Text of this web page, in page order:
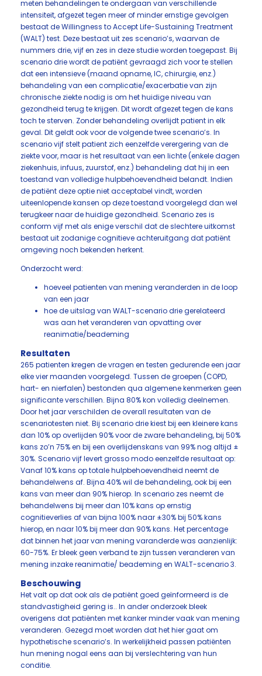
meten behandelingen te ondergaan van verschillende
intensiteit, afgezet tegen meer of minder ernstige gevolgen
bestaat de Willingness to Accept Life-Sustaining Treatment
(WALT) test. Deze bestaat uit zes scenario’s, waarvan de
nummers drie, vijf en zes in deze studie worden toegepast. Bij
scenario drie wordt de patiënt gevraagd zich voor te stellen
dat een intensieve (maand opname, IC, chirurgie, enz.)
behandeling van een complicatie/exacerbatie van zijn
chronische ziekte nodig is om het huidige niveau van
gezondheid terug te krijgen. Dit wordt afgezet tegen de kans
toch te sterven. Zonder behandeling overlijdt patient in elk
geval. Dit geldt ook voor de volgende twee scenario’s. In
scenario vijf stelt patient zich eenzelfde verergering van de
ziekte voor, maar is het resultaat van een lichte (enkele dagen
ziekenhuis, infuus, zuurstof, enz.) behandeling dat hij in een
toestand van volledige hulpbehoevendheid belandt. Indien
de patiënt deze optie niet acceptabel vindt, worden
uiteenlopende kansen op deze toestand voorgelegd dan wel
terugkeer naar de huidige gezondheid. Scenario zes is
conform vijf met als enige verschil dat de slechtere uitkomst
bestaat uit zodanige cognitieve achteruitgang dat patiënt
omgeving noch bekenden herkent.
Onderzocht werd:
hoeveel patienten van mening veranderden in de loop
van een jaar
hoe de uitslag van WALT-scenario drie gerelateerd
was aan het veranderen van opvatting over
reanimatie/beademing
Resultaten
265 patienten kregen de vragen en testen gedurende een jaar
elke vier maanden voorgelegd. Tussen de groepen (COPD,
hart- en nierfalen) bestonden qua algemene kenmerken geen
significante verschillen. Bijna 80% kon volledig deelnemen.
Door het jaar verschilden de overall resultaten van de
scenariotesten niet. Bij scenario drie kiest bij een kleinere kans
dan 10% op overlijden 90% voor de zware behandeling, bij 50%
kans zo’n 75% en bij een overlijdenskans van 99% nog altijd ±
30%. Scenario vijf levert grosso modo eenzelfde resultaat op:
Vanaf 10% kans op totale hulpbehoevendheid neemt de
behandelwens af. Bijna 40% wil de behandeling, ook bij een
kans van meer dan 90% hierop. In scenario zes neemt de
behandelwens bij meer dan 10% kans op ernstig
cognitieverlies af van bijna 100% naar ±30% bij 50% kans
hierop, en naar 10% bij meer dan 90% kans. Het percentage
dat binnen het jaar van mening varanderde was aanzienlijk:
60-75%. Er bleek geen verband te zijn tussen veranderen van
mening inzake reanimatie/ beademing en WALT-scenario 3.
Beschouwing
Het valt op dat ook als de patiënt goed geïnformeerd is de
standvastigheid gering is.. In ander onderzoek bleek
overigens dat patiënten met kanker minder vaak van mening
veranderen. Gezegd moet worden dat het hier gaat om
hypothetische scenario’s. In werkelijkheid passen patiënten
hun mening nogal eens aan bij verslechtering van hun
conditie.